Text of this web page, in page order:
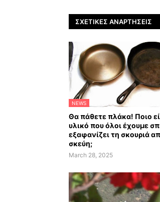
ΣΧΕΤΙΚΈΣ ΑΝΑΡΤΉΣΕΙΣ
NEWS
Θα πάθετε πλάκα! Ποιο
υλικό που όλοι έχουμε
εξαφανίζει τη σκουριά
σκεύη;
March 28, 2025